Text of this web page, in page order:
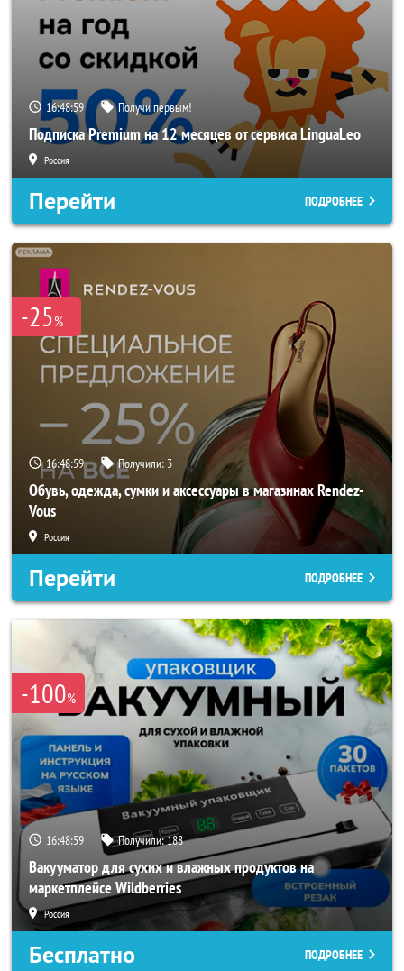
16:48:57 Получи первым!
Подписка Premium на 12 месяцев от сервиса LinguaLeo
Россия
Перейти ПОДРОБНЕЕ
-25%
16:48:57 Получили: 3
Обувь, одежда, сумки и аксессуары в магазинах Rendez-
Vous
Россия
Перейти ПОДРОБНЕЕ
-100%
16:48:57 Получили:188
Вакууматор для сухих и влажных продуктов на
маркетплейсе Wildberries
Россия
Бесплатно ПОДРОБНЕЕ